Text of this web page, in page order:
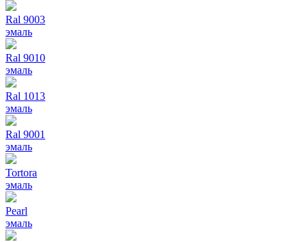
Ral 9003
эмаль
Ral 9010
эмаль
Ral 1013
эмаль
Ral 9001
эмаль
Tortora
эмаль
Pearl
эмаль